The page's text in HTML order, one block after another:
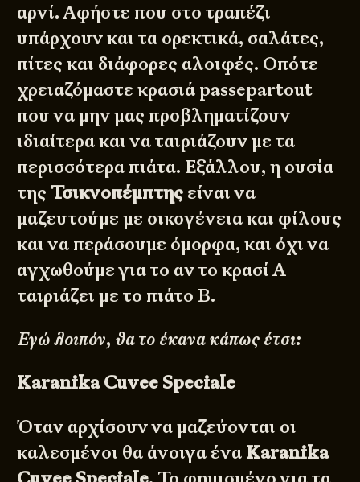
αρνί. Αφήστε που στο τραπέζι
υπάρχουν και τα ορεκτικά, σαλάτες,
πίτες και διάφορες αλοιφές. Οπότε
χρειαζόμαστε κρασιά passepartout
που να μην μας προβληματίζουν
ιδιαίτερα και να ταιριάζουν με τα
περισσότερα πιάτα. Εξάλλου, η ουσία
της Τσικνοπέμπτης είναι να
μαζευτούμε με οικογένεια και φίλους
και να περάσουμε όμορφα, και όχι να
αγχωθούμε για το αν το κρασί Α
ταιριάζει με το πιάτο Β.
Εγώ λοιπόν, θα το έκανα κάπως έτσι:
Karanika Cuvee Speciale
Όταν αρχίσουν να μαζεύονται οι
καλεσμένοι θα άνοιγα ένα Karanika